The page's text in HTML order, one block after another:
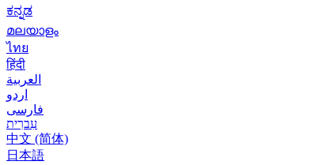
ಕನ್ನಡ
മലയാളം
ไทย
हिंदी
العربية
اردو
فارسی
עִברִית
中文 (简体)
日本語